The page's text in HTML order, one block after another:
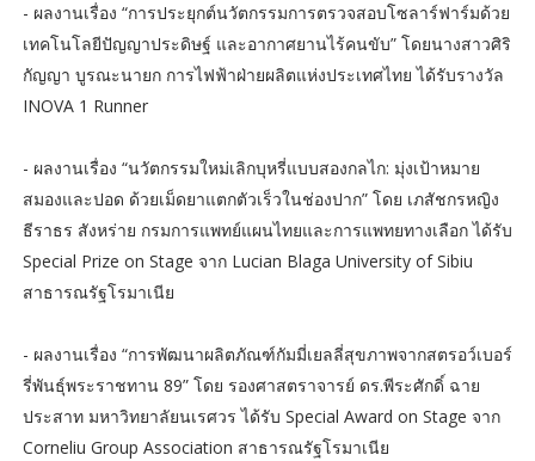
- ผลงานเรื่อง “การประยุกต์นวัตกรรมการตรวจสอบโซลาร์ฟาร์มด้วย
เทคโนโลยีปัญญาประดิษฐ์ และอากาศยานไร้คนขับ” โดยนางสาวศิริ
กัญญา บูรณะนายก การไฟฟ้าฝ่ายผลิตแห่งประเทศไทย ได้รับรางวัล
INOVA 1 Runner
- ผลงานเรื่อง “นวัตกรรมใหม่เลิกบุหรี่แบบสองกลไก: มุ่งเป้าหมาย
สมองและปอด ด้วยเม็ดยาแตกตัวเร็วในช่องปาก” โดย เภสัชกรหญิง
ธีราธร สังหร่าย กรมการแพทย์แผนไทยและการแพทยทางเลือก ได้รับ
Special Prize on Stage จาก Lucian Blaga University of Sibiu
สาธารณรัฐโรมาเนีย
- ผลงานเรื่อง “การพัฒนาผลิตภัณฑ์กัมมี่เยลลี่สุขภาพจากสตรอว์เบอร์
รี่พันธุ์พระราชทาน 89” โดย รองศาสตราจารย์ ดร.พีระศักดิ์ ฉาย
ประสาท มหาวิทยาลัยนเรศวร ได้รับ Special Award on Stage จาก
Corneliu Group Association สาธารณรัฐโรมาเนีย